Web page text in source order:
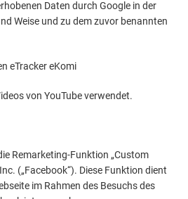
Daten durch Google in der
Weise und zu dem zuvor benannten
eTracker eKomi
von YouTube verwendet.
Remarketing-Funktion „Custom
(„Facebook“). Diese Funktion dient
im Rahmen des Besuchs des